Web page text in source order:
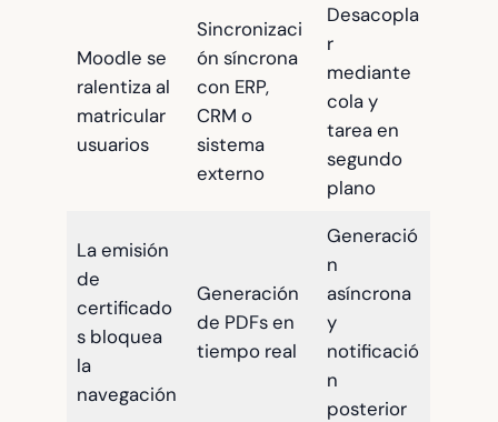
Moodle se
ralentiza al
matricular
usuarios
Sincronizaci
ón síncrona
con ERP,
CRM o
sistema
externo
Desacopla
r
mediante
cola y
tarea en
segundo
plano
La emisión
de
certificado
s bloquea
la
navegación
Generación
de PDFs en
tiempo real
Generació
n
asíncrona
y
notificació
n
posterior